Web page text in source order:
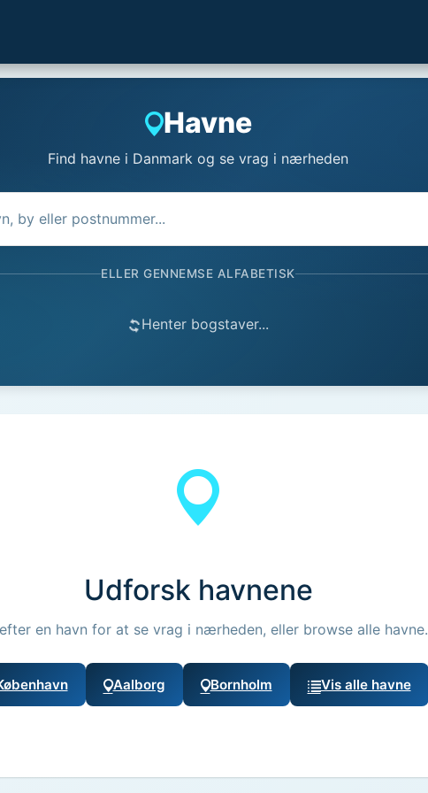
Havne
Find havne i Danmark og se vrag i nærheden
ELLER GENNEMSE ALFABETISK
Henter bogstaver...
Udforsk havnene
en havn for at se vrag i nærheden, eller browse alle havne.
Aalborg Bornholm Vis alle havne